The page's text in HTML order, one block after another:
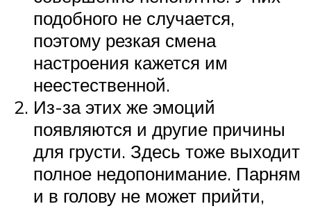
подобного не случается,
поэтому резкая смена
настроения кажется им
неестественной.
Из-за этих же эмоций
появляются и другие причины
для грусти. Здесь тоже выходит
полное недопонимание. Парням
и в голову не может прийти,